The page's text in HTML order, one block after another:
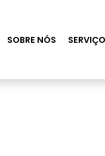
SOBRE NÓS